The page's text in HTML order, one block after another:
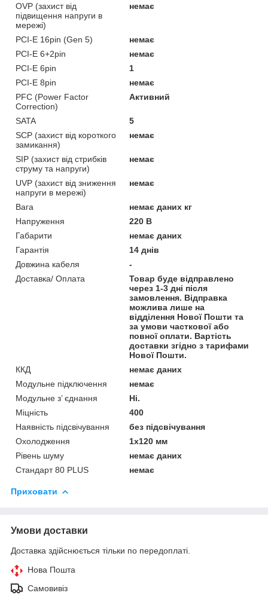
OVP (захист від
підвищення напруги в
мережі)
немає
PCI-E 16pin (Gen 5)
немає
PCI-E 6+2pin
немає
PCI-E 6pin
1
PCI-E 8pin
немає
PFC (Power Factor
Correction)
Активний
SATA
5
SCP (захист від короткого
замикання)
немає
SIP (захист від стрибків
струму та напруги)
немає
UVP (захист від зниження
напруги в мережі)
немає
Вага
немає даних кг
Напруження
220 В
Габарити
немає даних
Гарантія
14 днів
Довжина кабеля
-
Доставка/ Оплата
Товар буде відправлено
через 1-3 дні після
замовлення. Відправка
можлива лише на
відділення Нової Пошти та
за умови часткової або
повної оплати. Вартість
доставки згідно з тарифами
Нової Пошти.
ККД
немає даних
Модульне підключення
немає
Модульне з’ єднання
Ні.
Міцність
400
Наявність підсвічування
без підсвічування
Охолодження
1х120 мм
Рівень шуму
немає даних
Стандарт 80 PLUS
немає
Приховати
Умови доставки
Доставка здійснюється тільки по передоплаті.
Нова Пошта
Самовивіз